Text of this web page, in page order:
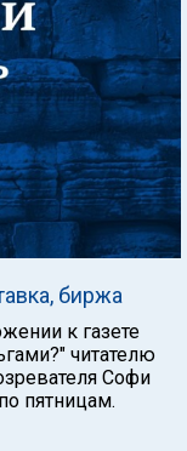
биржа
к газете
читателю
Софи
пятницам.